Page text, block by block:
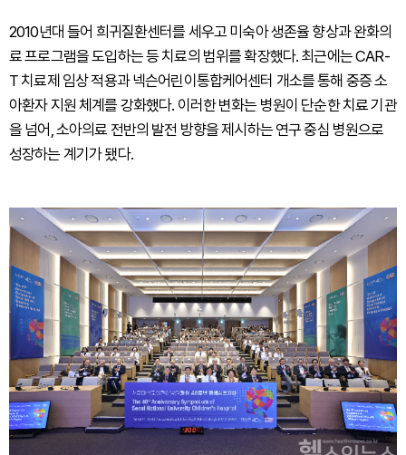
2010년대 들어 희귀질환센터를 세우고 미숙아 생존율 향상과 완화의
료 프로그램을 도입하는 등 치료의 범위를 확장했다. 최근에는 CAR-
T 치료제 임상 적용과 넥슨어린이통합케어센터 개소를 통해 중증 소
아환자 지원 체계를 강화했다. 이러한 변화는 병원이 단순한 치료 기관
을 넘어, 소아의료 전반의 발전 방향을 제시하는 연구 중심 병원으로
성장하는 계기가 됐다.